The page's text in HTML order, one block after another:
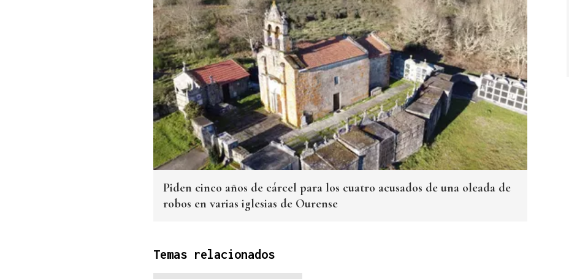
Piden cinco años de cárcel para los cuatro acusados de una oleada de
robos en varias iglesias de Ourense
Temas relacionados